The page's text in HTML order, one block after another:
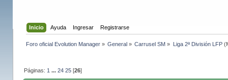
Inicio Ayuda Ingresar Registrarse
Foro oficial Evolution Manager» General » Carrusel SM » Liga 2ª División LFP
Páginas: 1 ... 24 25[26]